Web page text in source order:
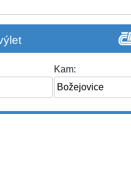
Kam: